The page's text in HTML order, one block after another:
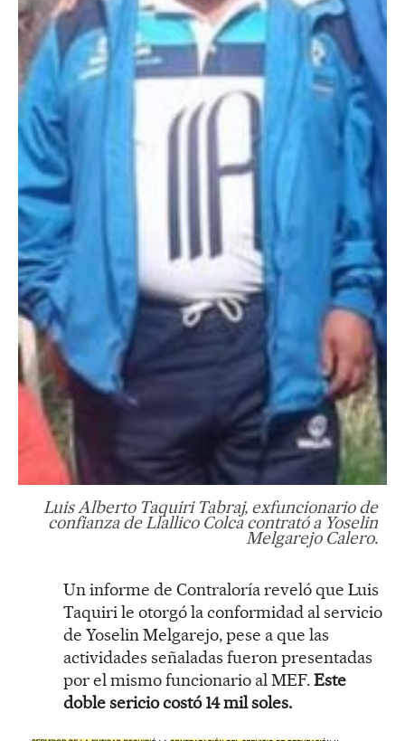
Luis Alberto Taquiri Tabraj, exfuncionario de
confianza de Llallico Colca contrató a Yoselin
Melgarejo Calero.
Un informe de Contraloría reveló que Luis
Taquiri le otorgó la conformidad al servicio
de Yoselin Melgarejo, pese a que las
actividades señaladas fueron presentadas
por el mismo funcionario al MEF.Este
doble sericio costó 14 mil soles.